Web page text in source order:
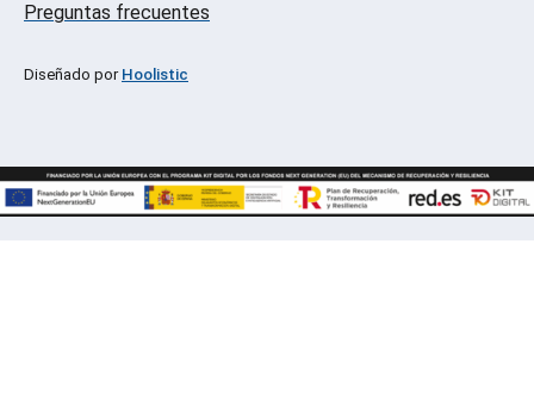
Preguntas frecuentes
Diseñado por Hoolistic